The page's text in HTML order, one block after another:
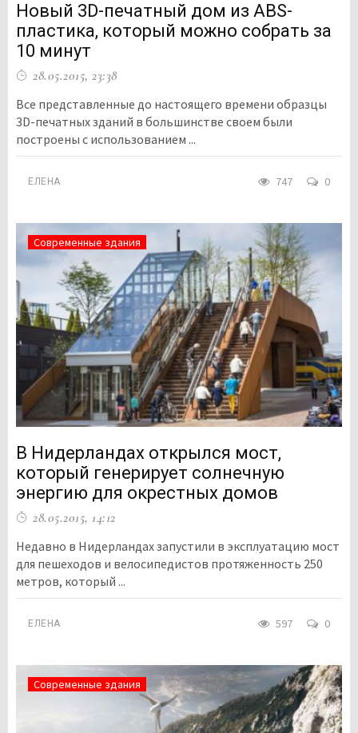
Новый 3D-печатный дом из ABS-
пластика, который можно собрать за
10 минут
28.05.2015, 23:38
Все представленные до настоящего времени образцы
3D-печатных зданий в большинстве своем были
построены с использованием ...
ЕЛЕНА 747 0
Современные здания
В Нидерландах открылся мост,
который генерирует солнечную
энергию для окрестных домов
28.05.2015, 14:12
Недавно в Нидерландах запустили в эксплуатацию мост
для пешеходов и велосипедистов протяженность 250
метров, который ...
ЕЛЕНА 597 0
Современные здания